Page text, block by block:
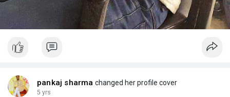
pankaj sharma changed her profile cover
5 yrs